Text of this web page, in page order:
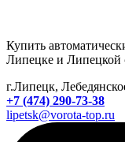
Купить
Липецке и Липецкой
г.Липецк,
+7 (474) 290-73-38
lipetsk@vorota-top.ru